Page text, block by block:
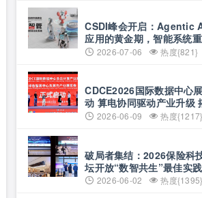
CSDI峰会开启：Agentic
应用的黄金期，智能系统
力 2026-07-06 热度{821}
CDCE2026国际数据中心
动 算电协同驱动产业升级
球合作平台
2026-06-09 热度{1217}
破局者集结：2026保险科
坛开放“数智共生”最佳实
集 2026-06-02 热度{1395}